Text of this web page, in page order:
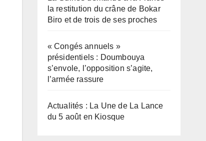
la restitution du crâne de Bokar
Biro et de trois de ses proches
« Congés annuels »
présidentiels : Doumbouya
s’envole, l’opposition s’agite,
l’armée rassure
Actualités : La Une de La Lance
du 5 août en Kiosque